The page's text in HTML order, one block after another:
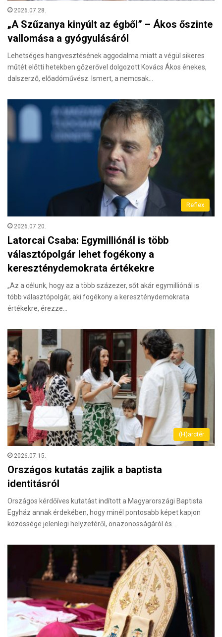
2026.07.28.
„A Szűzanya kinyúlt az égből” – Ákos őszinte
vallomása a gyógyulásáról
Lehetséges hangvesztésének aggodalma miatt a végül sikeres
műtét előtti hetekben gőzerővel dolgozott Kovács Ákos énekes,
dalszerző, előadóművész. Ismert, a nemcsak…
Reflex
2026.07.20.
Latorcai Csaba: Egymilliónál is több
választópolgár lehet fogékony a
kereszténydemokrata értékekre
„Az a célunk, hogy az a több százezer, sőt akár egymilliónál is
több választópolgár, aki fogékony a kereszténydemokrata
értékekre, érezze…
(H)arctér
2026.07.15.
Országos kutatás zajlik a baptista
identitásról
Országos kérdőíves kutatást indított a Magyarországi Baptista
Egyház annak érdekében, hogy minél pontosabb képet kapjon
közössége jelenlegi helyzetéről, önazonosságáról és…